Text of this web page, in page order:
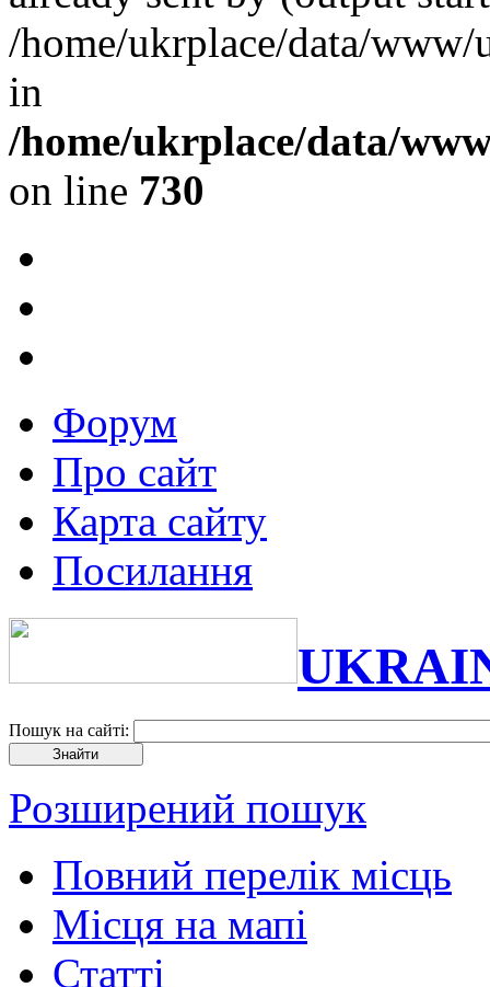
/home/ukrplace/data/
in
/home/ukrplace/data/
on line 730
Форум
Про сайт
Карта сайту
Посилання
Пошук на сайті:
Розширений пошук
Повний перелік місць
Місця на мапі
Статті